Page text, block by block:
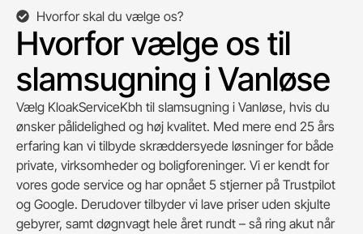
Hvorfor skal du vælge os?
Hvorfor vælge os til
slamsugning i Vanløse
Vælg KloakServiceKbh til slamsugning i Vanløse, hvis du
ønsker pålidelighed og høj kvalitet. Med mere end 25 års
erfaring kan vi tilbyde skræddersyede løsninger for både
private, virksomheder og boligforeninger. Vi er kendt for
vores gode service og har opnået 5 stjerner på Trustpilot
og Google. Derudover tilbyder vi lave priser uden skjulte
gebyrer, samt døgnvagt hele året rundt – så ring akut når